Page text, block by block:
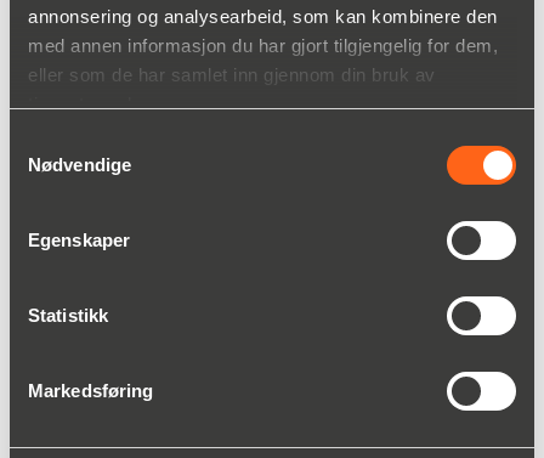
annonsering og analysearbeid, som kan kombinere den
med annen informasjon du har gjort tilgjengelig for dem,
eller som de har samlet inn gjennom din bruk av
tjenestene deres.
Nødvendige
Egenskaper
Statistikk
Markedsføring
FBF 6030 - Homogenisering ved høyt trykk
Les mer